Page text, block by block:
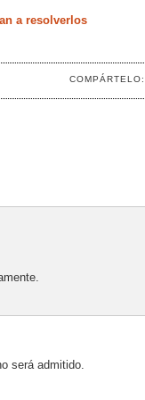
a resolverlos
COMPÁRTELO:
será admitido.